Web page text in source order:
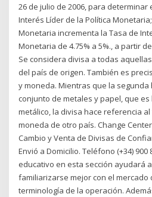
26 de julio de 2006, para determinar
Interés Líder de la Política Monetaria;
Monetaria incrementa la Tasa de
Monetaria de 4.75% a 5%., a partir
Se considera divisa a todas
del país de origen. También es
y moneda. Mientras que la
conjunto de metales y papel, que
metálico, la divisa hace referencia
moneda de otro país. Change
Cambio y Venta de Divisas de
Envió a Domicilio. Teléfono (+34) 900
educativo en esta sección ayudará
familiarizarse mejor con el mercado
terminología de la operación.